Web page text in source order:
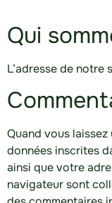
Qui
L’adresse de
Quand vous
données inscrites
ainsi que votre
navigateur sont